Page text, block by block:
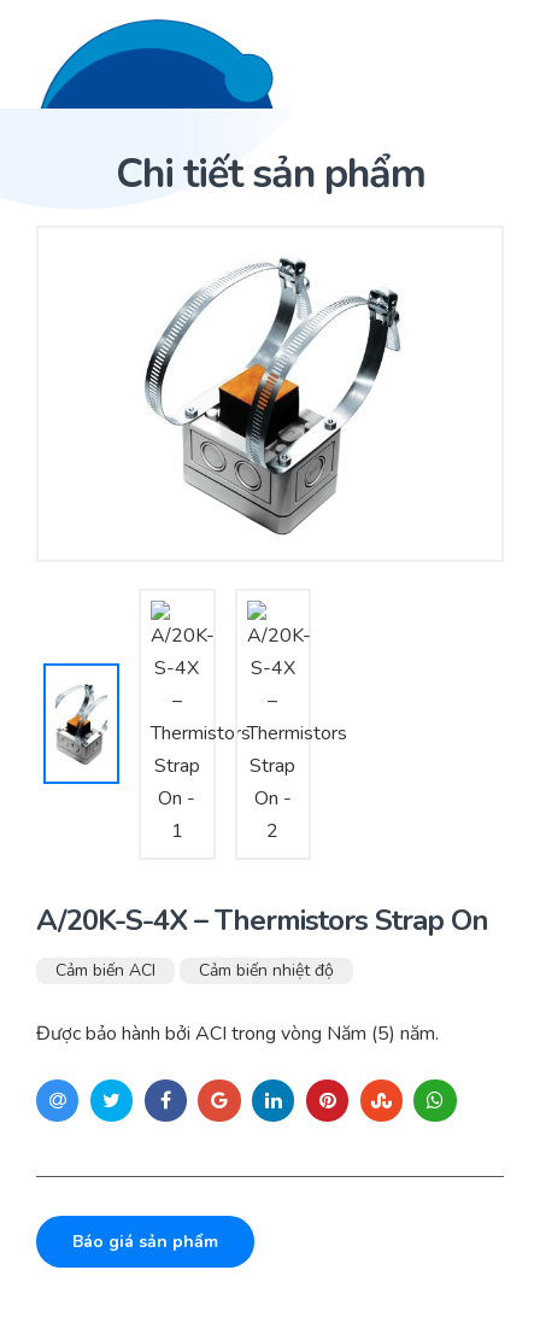
Trang Chủ
Cảm biến ACI
Nhà phân phối cảm biến
Nhà sản xuất thiết bị điều khiển
Cung cấp giải pháp quản lý cho toà nhà (BMS)
Tư vấn – Thiết kế – Cung cấp thiết bị HVAC
Tư vấn thiết kế, thi công tủ điều khiển
Thi công – Lắp đặt hệ thống HVAC
Chi tiết sản phẩm
A/20K-S-4X – Thermistors Strap On
Cảm biến ACI Cảm biến nhiệt độ
Được bảo hành bởi ACI trong vòng Năm (5) năm.
Báo giá sản phẩm